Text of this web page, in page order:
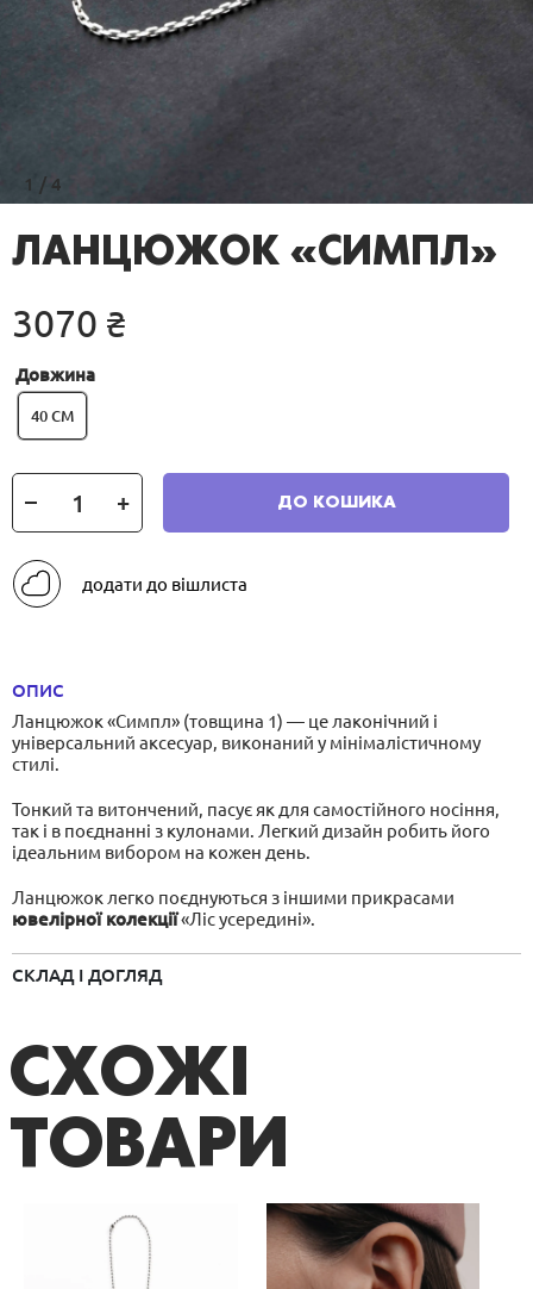
1 / 4
ЛАНЦЮЖОК «СИМПЛ»
3070 ₴
Довжина
40 СМ
Ланцюжок
«Симпл»
кількість
ДО КОШИКА
ОПИС
Ланцюжок «Симпл» (товщина 1) — це лаконічний і
універсальний аксесуар, виконаний у мінімалістичному
стилі.
Тонкий та витончений, пасує як для самостійного носіння,
так і в поєднанні з кулонами. Легкий дизайн робить його
ідеальним вибором на кожен день.
Ланцюжок легко поєднуються з іншими прикрасами
ювелірної колекції«Ліс усередині».
СКЛАД І ДОГЛЯД
СХОЖІ
ТОВАРИ